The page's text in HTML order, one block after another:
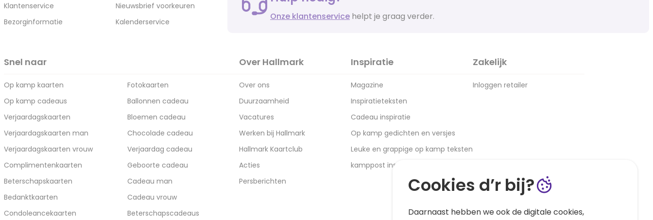
Klantenservice
Bezorginformatie
Nieuwsbrief voorkeuren
Kalenderservice
Onze klantenservice helpt je graag verder.
Snel naar
Op kamp kaarten
Op kamp cadeaus
Verjaardagskaarten
Verjaardagskaarten man
Verjaardagskaarten vrouw
Complimentenkaarten
Beterschapskaarten
Bedanktkaarten
Condoleancekaarten
Fotokaarten
Ballonnen cadeau
Bloemen cadeau
Chocolade cadeau
Verjaardag cadeau
Geboorte cadeau
Cadeau man
Cadeau vrouw
Beterschapscadeaus
Over Hallmark
Over ons
Duurzaamheid
Vacatures
Werken bij Hallmark
Hallmark Kaartclub
Acties
Persberichten
Inspiratie
Magazine
Inspiratieteksten
Cadeau inspiratie
Op kamp gedichten en versjes
Leuke en grappige op kamp teksten
kamppost inspiratie
Zakelijk
Inloggen retailer
Cookies d’r bij?
Daarnaast hebben we ook de digitale cookies,